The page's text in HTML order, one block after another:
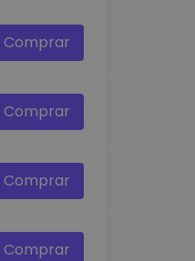
Comprar
Comprar
Comprar
Comprar